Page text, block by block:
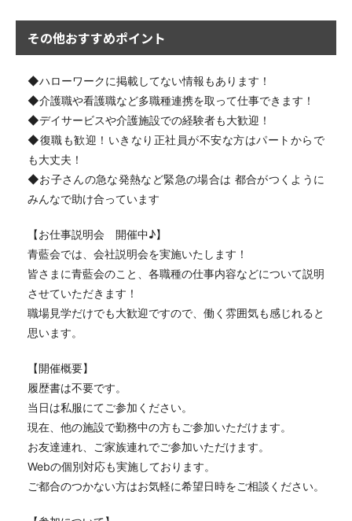
その他おすすめポイント
◆ハローワークに掲載してない情報もあります！
◆介護職や看護職など多職種連携を取って仕事できます！
◆デイサービスや介護施設での経験者も大歓迎！
◆復職も歓迎！いきなり正社員が不安な方はパートからで
も大丈夫！
◆お子さんの急な発熱など緊急の場合は 都合がつくように
みんなで助け合っています
【お仕事説明会 開催中♪】
青藍会では、会社説明会を実施いたします！
皆さまに青藍会のこと、各職種の仕事内容などについて説明
させていただきます！
職場見学だけでも大歓迎ですので、働く雰囲気も感じれると
思います。
【開催概要】
履歴書は不要です。
当日は私服にてご参加ください。
現在、他の施設で勤務中の方もご参加いただけます。
お友達連れ、ご家族連れでご参加いただけます。
Webの個別対応も実施しております。
ご都合のつかない方はお気軽に希望日時をご相談ください。